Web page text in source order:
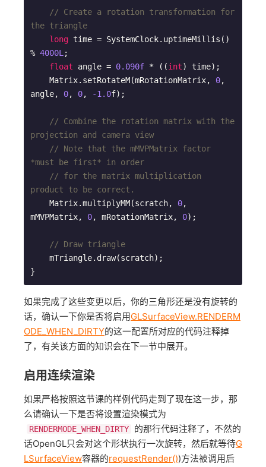
// Create a rotation transformation for
the triangle
long time = SystemClock.uptimeMillis()
% 4000L ;
float angle = 0.090f * ((int) time);
    Matrix.setRotateM(mRotationMatrix,
0,
angle, 0, 0, -1.0f);
// Combine the rotation matrix with the
projection and camera view
// Note that the mMVPMatrix factor
*must be first* in order
// for the matrix multiplication
product to be correct.
    Matrix.multiplyMM(scratch,
0,
mMVPMatrix, 0, mRotationMatrix, 0);
// Draw triangle
如果完成了这些变更以后，你的三角形还是没有旋转的
话，确认一下你是否将启用GLSurfaceView.RENDERM
ODE_WHEN_DIRTY的这一配置所对应的代码注释掉
了，有关该方面的知识会在下一节中展开。
启用连续渲染
如果严格按照这节课的样例代码走到了现在这一步，那
么请确认一下是否将设置渲染模式为
RENDERMODE_WHEN_DIRTY
的那行代码注释了，不然的
话OpenGL只会对这个形状执行一次旋转，然后就等待G
LSurfaceView容器的requestRender())方法被调用后